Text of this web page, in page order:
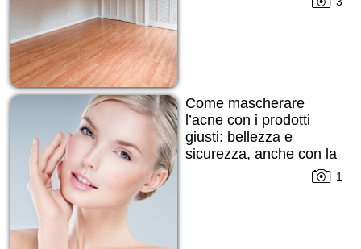
Come mascherare
l’acne con i prodotti
giusti: bellezza e
sicurezza, anche con la
1